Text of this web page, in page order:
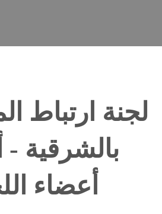
لجنة ارتباط
بالشرقية -
أعضاء